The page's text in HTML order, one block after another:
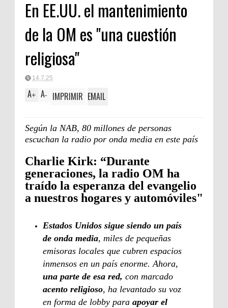
En EE.UU. el mantenimiento
de la OM es "una cuestión
religiosa"
14.7.25
A+ A- IMPRIMIR EMAIL
Según la NAB, 80 millones de personas
escuchan la radio por onda media en este país
Charlie Kirk: “Durante
generaciones, la radio OM ha
traído la esperanza del evangelio
a nuestros hogares y automóviles"
Estados Unidos sigue siendo un país
de onda media, miles de pequeñas
emisoras locales que cubren espacios
inmensos en un país enorme. Ahora,
una parte de esa red, con marcado
acento religioso, ha levantado su voz
en forma de lobby para apoyar el